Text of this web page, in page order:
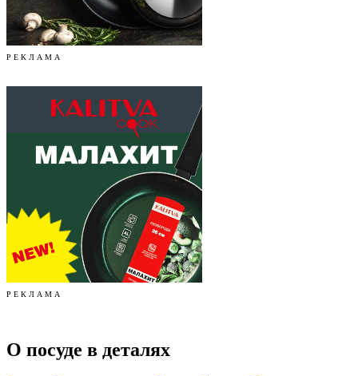
Р Е К Л А М А
Р Е К Л А М А
О посуде в деталях